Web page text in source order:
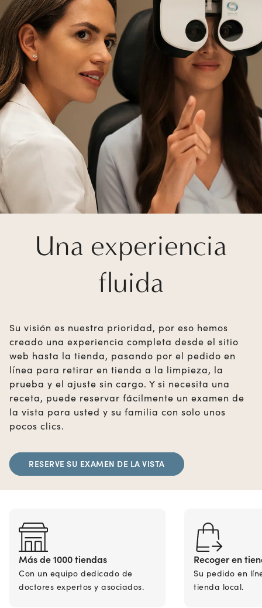
Una experiencia
fluida
Su visión es nuestra prioridad, por eso hemos
creado una experiencia completa desde el sitio
web hasta la tienda, pasando por el pedido en
línea para retirar en tienda a la limpieza, la
prueba y el ajuste sin cargo. Y si necesita una
receta, puede reservar fácilmente un examen de
la vista para usted y su familia con solo unos
pocos clics.
RESERVE SU EXAMEN DE LA VISTA
Más de 1000 tiendas
Con un equipo dedicado de
doctores expertos y asociados.
Recoger en
Su pedido en
tienda local.